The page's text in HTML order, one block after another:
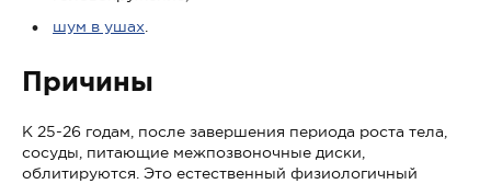
шум в ушах
Причины
К 25-26 годам, после завершения периода роста тела,
сосуды, питающие межпозвоночные диски,
облитируются. Это естественный физиологичный